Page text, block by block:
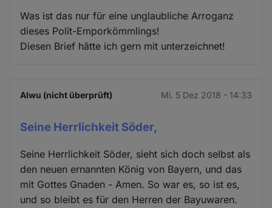
Was ist das nur für eine unglaubliche Arroganz
dieses Polit-Emporkömmlings!
Diesen Brief hätte ich gern mit unterzeichnet!
Alwu (nicht überprüft) Mi. 5 Dez 2018 - 14:33
Seine Herrlichkeit Söder,
Seine Herrlichkeit Söder, sieht sich doch selbst als
den neuen ernannten König von Bayern, und das
mit Gottes Gnaden - Amen. So war es, so ist es,
und so bleibt es für den Herren der Bayuwaren.